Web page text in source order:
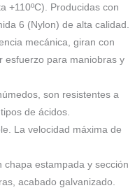
+110ºC). Producidas con
6 (Nylon) de alta calidad.
mecánica, giran con
esfuerzo para maniobras y
son resistentes a
de ácidos.
La velocidad máxima de
estampada y sección
acabado galvanizado.